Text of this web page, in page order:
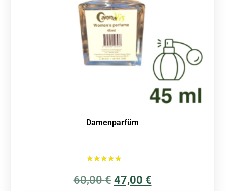
Damenparfüm
5.00
von 5
60,00€ 47,00 €